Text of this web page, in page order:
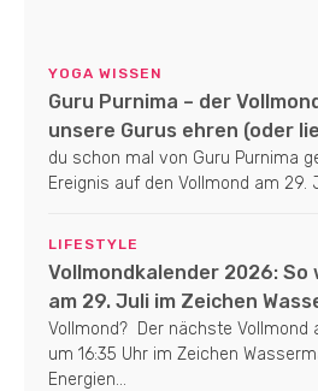
YOGA WISSEN
Guru Purnima – der
unsere Gurus ehren (oder
du schon mal von Guru Purnima
Ereignis auf den Vollmond am 29.
LIFESTYLE
Vollmondkalender 2026: So
am 29. Juli im Zeichen
Vollmond? Der nächste
um 16:35 Uhr im Zeichen
Energien...